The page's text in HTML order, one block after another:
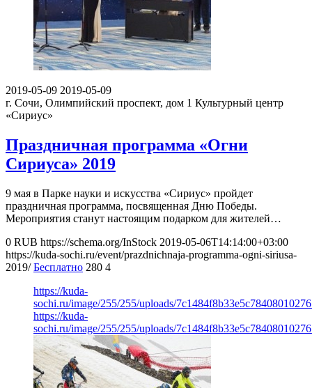
2019-05-09 2019-05-09
г. Сочи, Олимпийский проспект, дом 1 Культурный центр
«Сириус»
Праздничная программа «Огни
Сириуса» 2019
9 мая в Парке науки и искусства «Сириус» пройдет
праздничная программа, посвященная Дню Победы.
Мероприятия станут настоящим подарком для жителей…
0 RUB https://schema.org/InStock 2019-05-06T14:14:00+03:00
https://kuda-sochi.ru/event/prazdnichnaja-programma-ogni-siriusa-
2019/ Бесплатно 280 4
https://kuda-
sochi.ru/image/255/255/uploads/
https://kuda-
sochi.ru/image/255/255/uploads/